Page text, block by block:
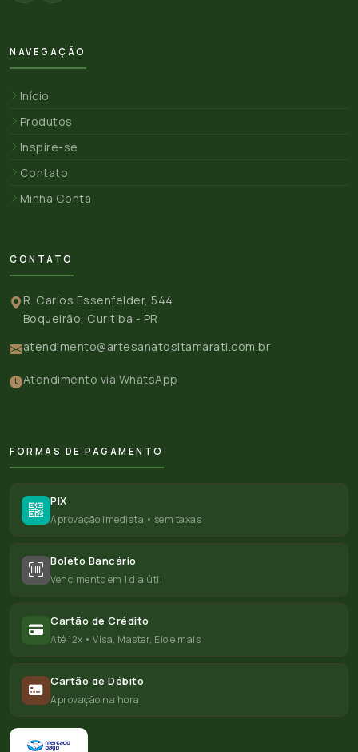
NAVEGAÇÃO
Início
Produtos
Inspire-se
Contato
Minha Conta
CONTATO
R. Carlos Essenfelder, 544
Boqueirão, Curitiba - PR
atendimento@artesanatositamarati.com.br
Atendimento via WhatsApp
FORMAS DE PAGAMENTO
PIX
Aprovação imediata • sem taxas
Boleto Bancário
Vencimento em 1 dia útil
Cartão de Crédito
Até 12x • Visa, Master, Elo e mais
Cartão de Débito
Aprovação na hora